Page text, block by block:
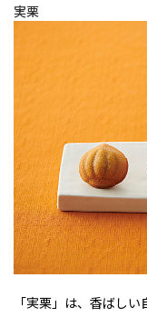
実栗
「実栗」は、香ばし